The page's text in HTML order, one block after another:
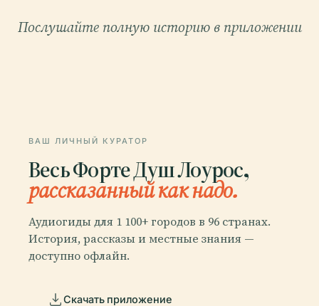
Послушайте полную историю в приложении
ВАШ ЛИЧНЫЙ КУРАТОР
Весь Форте Душ Лоурос,
рассказанный как надо.
Аудиогиды для 1 100+ городов в 96 странах.
История, рассказы и местные знания —
доступно офлайн.
Скачать приложение